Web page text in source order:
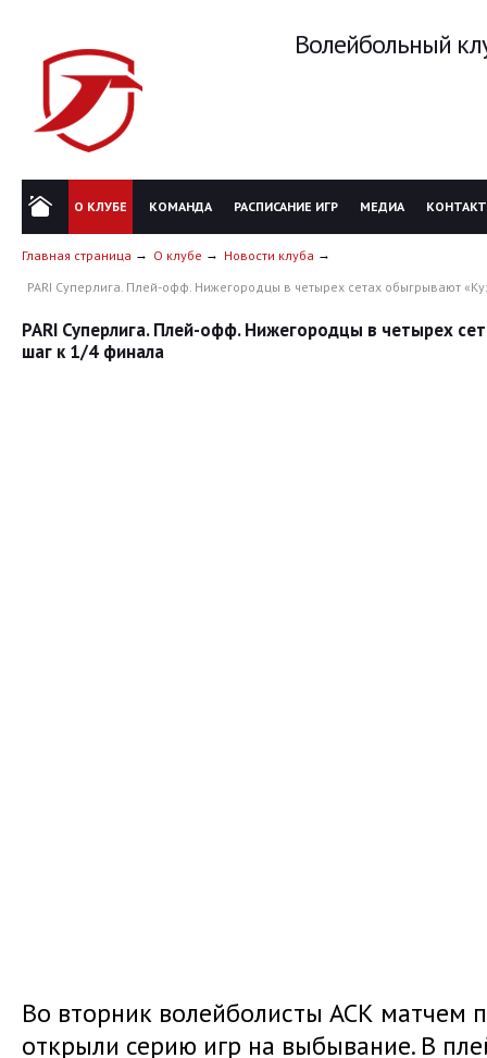
Волейбольный
О КЛУБЕ КОМАНДА РАСПИСАНИЕ ИГР МЕДИА
Главная страница О клубе
Новости клуба
PARI Суперлига. Плей-офф. Нижегородцы в четырех сетах обыгрывают
PARI Суперлига. Плей-офф. Нижегородцы в четырех
шаг к 1/4 финала
Во вторник волейболисты АСК матчем
открыли серию игр на выбывание. В